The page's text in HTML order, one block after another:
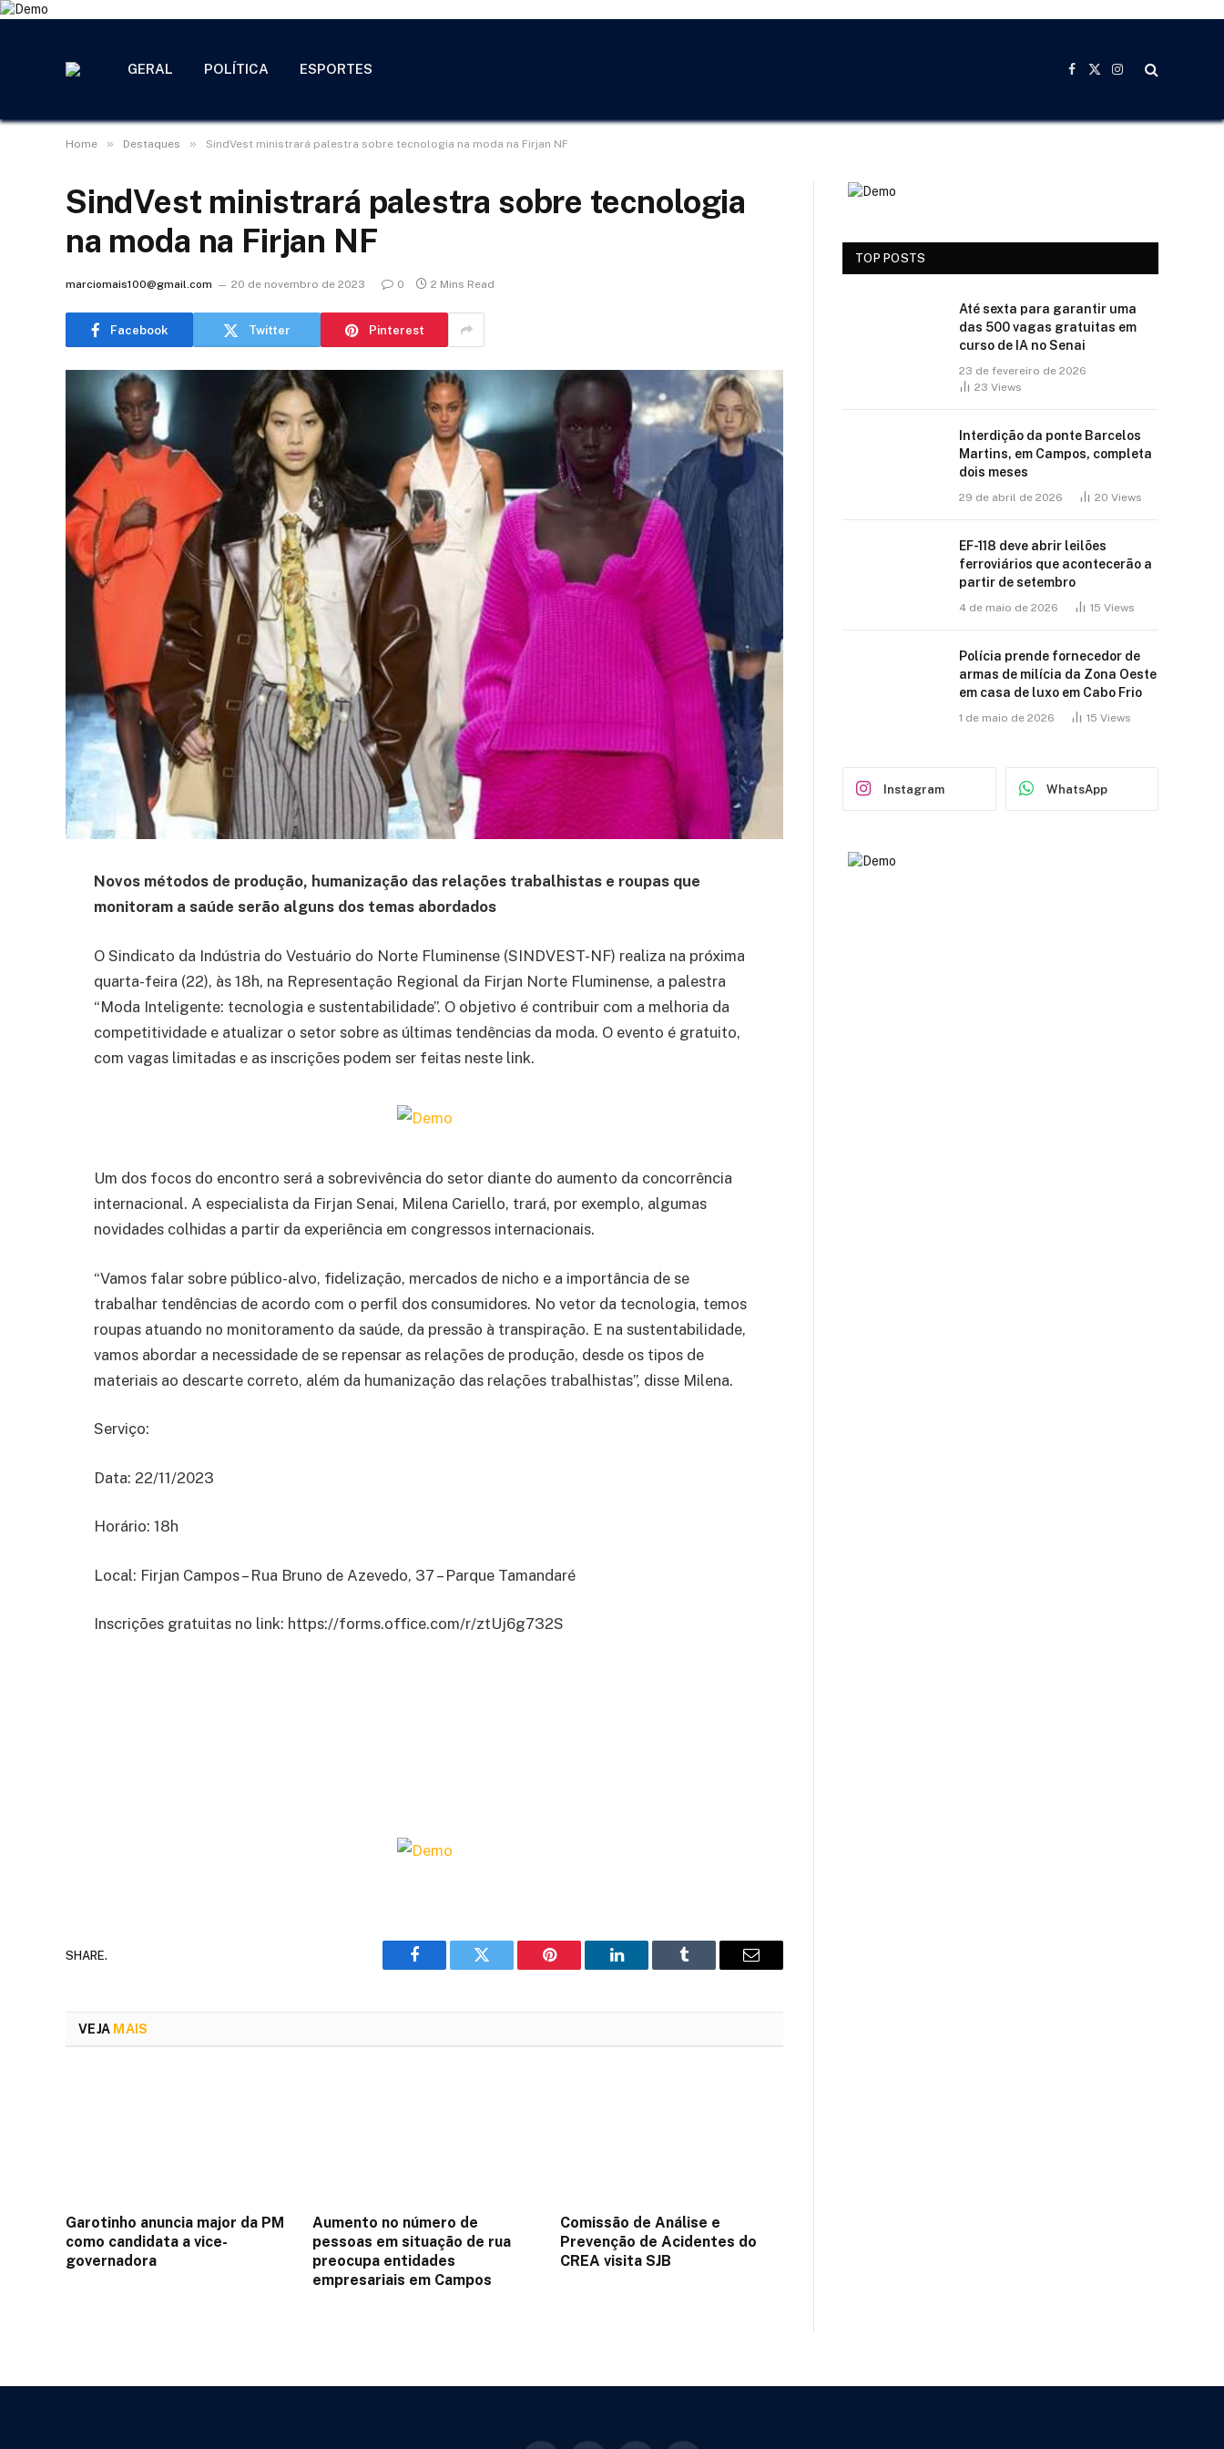
GERAL POLÍTICA ESPORTES
Facebook
X
Instagram
Home » Destaques » SindVest ministrará palestra sobre tecnologia na moda na Firjan NF
SindVest ministrará palestra sobre tecnologia
na moda na Firjan NF
marciomais100@gmail.com 20 de novembro de 2023 0 2 Mins Read
Facebook Twitter Pinterest
Novos métodos de produção, humanização das relações trabalhistas e roupas que
monitoram a saúde serão alguns dos temas abordados
O Sindicato da Indústria do Vestuário do Norte Fluminense (SINDVEST-NF) realiza na próxima
quarta-feira (22), às 18h, na Representação Regional da Firjan Norte Fluminense, a palestra
“Moda Inteligente: tecnologia e sustentabilidade”. O objetivo é contribuir com a melhoria da
competitividade e atualizar o setor sobre as últimas tendências da moda. O evento é gratuito,
com vagas limitadas e as inscrições podem ser feitas neste link.
Um dos focos do encontro será a sobrevivência do setor diante do aumento da concorrência
internacional. A especialista da Firjan Senai, Milena Cariello, trará, por exemplo, algumas
novidades colhidas a partir da experiência em congressos internacionais.
“Vamos falar sobre público-alvo, fidelização, mercados de nicho e a importância de se
trabalhar tendências de acordo com o perfil dos consumidores. No vetor da tecnologia, temos
roupas atuando no monitoramento da saúde, da pressão à transpiração. E na sustentabilidade,
vamos abordar a necessidade de se repensar as relações de produção, desde os tipos de
materiais ao descarte correto, além da humanização das relações trabalhistas”, disse Milena.
Serviço:
Data: 22/11/2023
Horário: 18h
Local: Firjan Campos – Rua Bruno de Azevedo, 37 – Parque Tamandaré
Inscrições gratuitas no link: https://forms.office.com/r/ztUj6g732S
SHARE.
Facebook Twitter Pinterest LinkedIn Tumblr Email
VEJA MAIS
Garotinho anuncia major da PM
como candidata a vice-
governadora
Aumento no número de
pessoas em situação de rua
preocupa entidades
empresariais em Campos
Comissão de Análise e
Prevenção de Acidentes do
CREA visita SJB
TOP POSTS
Até sexta para garantir uma
das 500 vagas gratuitas em
curso de IA no Senai
23 de fevereiro de 2026
23 Views
Interdição da ponte Barcelos
Martins, em Campos, completa
dois meses
29 de abril de 2026 20 Views
EF-118 deve abrir leilões
ferroviários que acontecerão a
partir de setembro
4 de maio de 2026 15 Views
Polícia prende fornecedor de
armas de milícia da Zona Oeste
em casa de luxo em Cabo Frio
1 de maio de 2026 15 Views
Instagram WhatsApp